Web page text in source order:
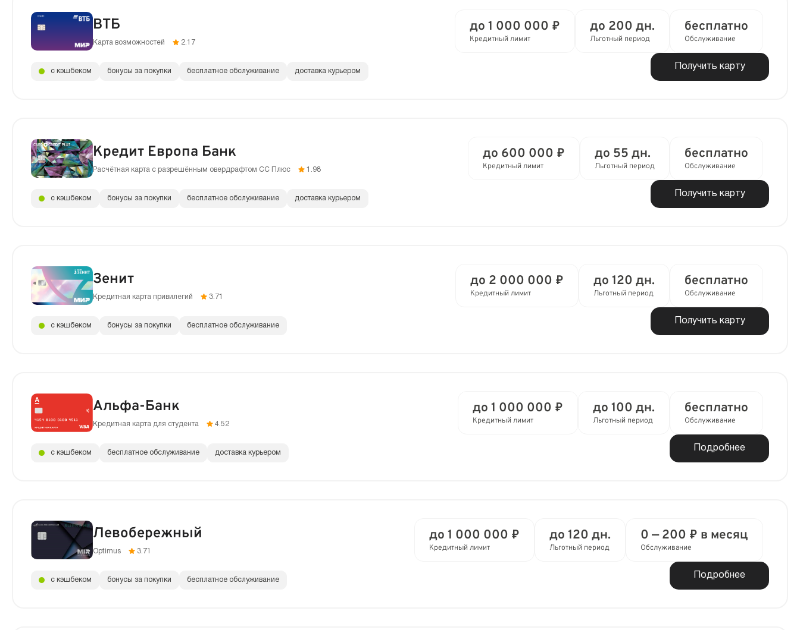
ВТБ
Карта возможностей 2.17
до 1 000 000 ₽
Кредитный лимит
до 200 дн.
Льготный период
бесплатно
Обслуживание
Получить карту
с кэшбеком бонусы за покупки бесплатное обслуживание доставка курьером
Кредит Европа Банк
Расчётная карта с разрешённым овердрафтом CC Плюс 1.98
до 600 000 ₽
Кредитный лимит
до 55 дн.
Льготный период
бесплатно
Обслуживание
Получить карту
с кэшбеком бонусы за покупки бесплатное обслуживание доставка курьером
Зенит
Кредитная карта привилегий 3.71
до 2 000 000 ₽
Кредитный лимит
до 120 дн.
Льготный период
бесплатно
Обслуживание
Получить карту
с кэшбеком бонусы за покупки бесплатное обслуживание
Альфа-Банк
Кредитная карта для студента 4.52
до 1 000 000 ₽
Кредитный лимит
до 100 дн.
Льготный период
бесплатно
Обслуживание
Подробнее
с кэшбеком бесплатное обслуживание доставка курьером
Левобережный
Optimus 3.71
до 1 000 000 ₽
Кредитный лимит
до 120 дн.
Льготный период
0 — 200 ₽ в месяц
Обслуживание
Подробнее
с кэшбеком бонусы за покупки бесплатное обслуживание